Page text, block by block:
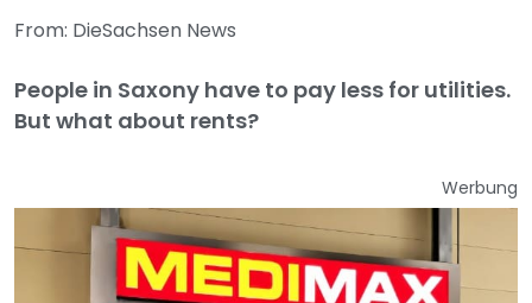
From: DieSachsen News
People in Saxony have to pay less for utilities.
But what about rents?
Werbung